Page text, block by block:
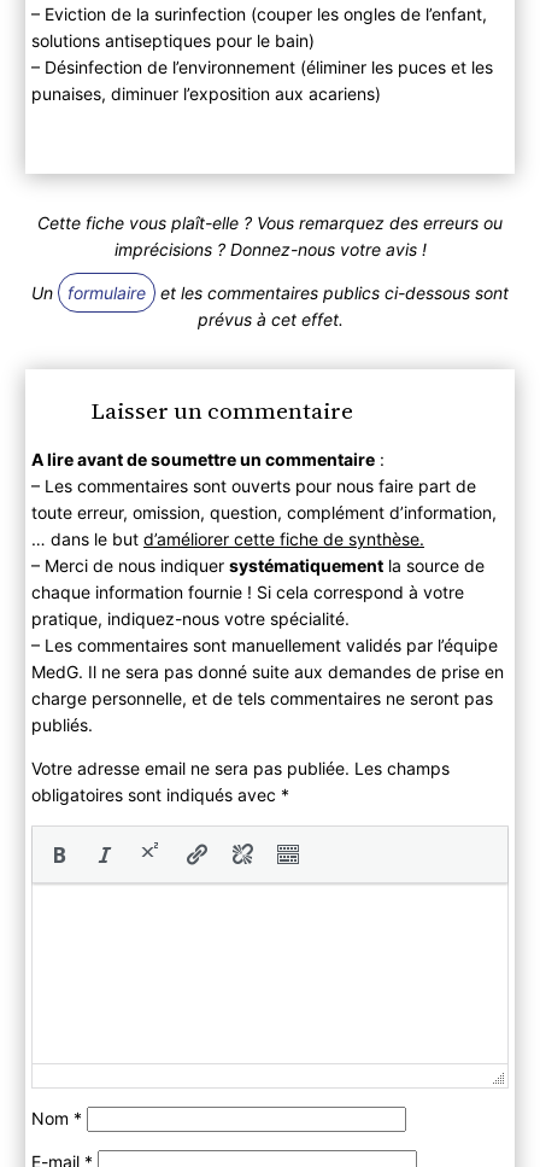
– Eviction de la surinfection (couper les ongles de l’enfant,
solutions antiseptiques pour le bain)
– Désinfection de l’environnement (éliminer les puces et les
punaises, diminuer l’exposition aux acariens)
Cette fiche vous plaît-elle ? Vous remarquez des erreurs ou
imprécisions ? Donnez-nous votre avis !
Un formulaire
et les commentaires publics ci-dessous sont
prévus à cet effet.
Laisser un commentaire
A lire avant de soumettre un commentaire:
– Les commentaires sont ouverts pour nous faire part de
toute erreur, omission, question, complément d’information,
… dans le but d’améliorer cette fiche de synthèse.
– Merci de nous indiquer systématiquementla source de
chaque information fournie ! Si cela correspond à votre
pratique, indiquez-nous votre spécialité.
– Les commentaires sont manuellement validés par l’équipe
MedG. Il ne sera pas donné suite aux demandes de prise en
charge personnelle, et de tels commentaires ne seront pas
publiés.
Votre adresse email ne sera pas publiée. Les champs
obligatoires sont indiqués avec *
Nom *
E-mail *